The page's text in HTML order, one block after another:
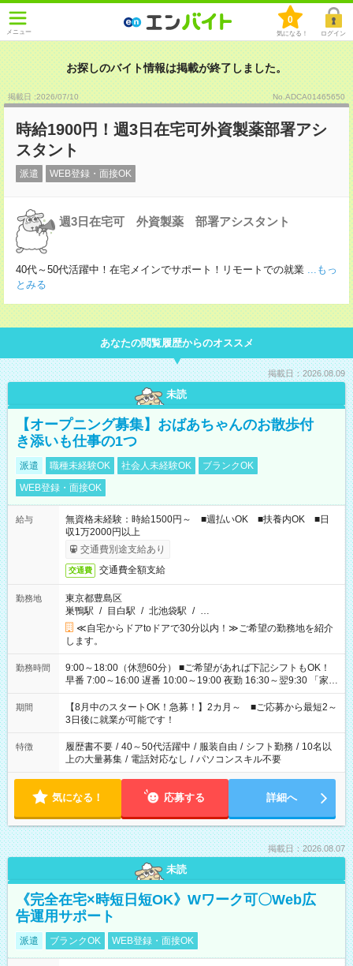
メニュー
0
気になる！ ログイン
お探しのバイト情報は掲載が終了しました。
掲載日 :2026/07/10 No.ADCA01465650
時給1900円！週3日在宅可外資製薬部署アシ
スタント
派遣 WEB登録・面接OK
週3日在宅可 外資製薬 部署アシスタント
40代～50代活躍中！在宅メインでサポート！リモートでの就業 ...もっ
とみる
あなたの閲覧履歴からのオススメ
掲載日：2026.08.09
未読
【オープニング募集】おばあちゃんのお散歩付
き添いも仕事の1つ
派遣 職種未経験OK 社会人未経験OK
ブランクOK
WEB登録・面接OK
給与
無資格未経験：時給1500円～ ■週払いOK ■扶養内OK ■日
収1万2000円以上
交通費別途支給あり
交通費 交通費全額支給
勤務地
東京都豊島区
巣鴨駅 / 目白駅 / 北池袋駅 / …
≪自宅からドアtoドアで30分以内！≫ご希望の勤務地を紹介
します。
勤務時間
9:00～18:00（休憩60分） ■ご希望があれば下記シフトもOK！
早番 7:00～16:00 遅番 10:00～19:00 夜勤 16:30～翌9:30 「家族
と休みを合わせたい」 「余裕を持って夕飯の準備がしたい」
「できれば残業はしたくない」 など、ご希望を教えてください
ね。 ※Wワーク希望の方へ 今ご覧のお仕事で希望する勤務時間
と、もう1つのお仕事の勤務時間。 合計で週40時間を超える場
合は応募できません。
期間
【8月中のスタートOK！急募！】2カ月～ ■ご応募から最短2～
3日後に就業が可能です！
特徴 履歴書不要 / 40～50代活躍中 / 服装自由 / シフト勤務 / 10名以
上の大量募集 / 電話対応なし / パソコンスキル不要
気になる！ 応募する 詳細へ
掲載日：2026.08.07
未読
《完全在宅×時短日短OK》Wワーク可〇Web広
告運用サポート
派遣 ブランクOK WEB登録・面接OK